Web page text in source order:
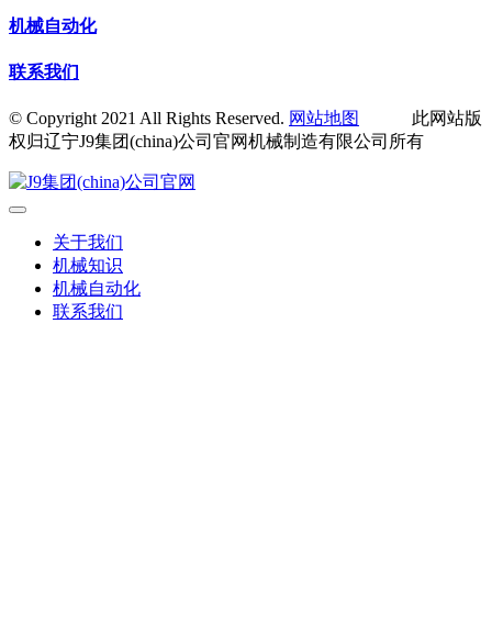
机械自动化
联系我们
© Copyright 2021 All Rights Reserved. 网站地图
此网站版
权归辽宁J9集团(china)公司官网机械制造有限公司所有
关于我们
机械知识
机械自动化
联系我们